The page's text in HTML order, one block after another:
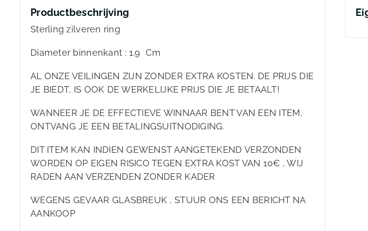
Productbeschrijving
Sterling zilveren ring
Diameter binnenkant : 1.9 Cm
AL ONZE VEILINGEN ZIJN ZONDER EXTRA KOSTEN. DE PRIJS DIE
JE BIEDT, IS OOK DE WERKELIJKE PRIJS DIE JE BETAALT!
WANNEER JE DE EFFECTIEVE WINNAAR BENT VAN EEN ITEM,
ONTVANG JE EEN BETALINGSUITNODIGING.
DIT ITEM KAN INDIEN GEWENST AANGETEKEND VERZONDEN
WORDEN OP EIGEN RISICO TEGEN EXTRA KOST VAN 10€ , WIJ
RADEN AAN VERZENDEN ZONDER KADER
WEGENS GEVAAR GLASBREUK , STUUR ONS EEN BERICHT NA
AANKOOP